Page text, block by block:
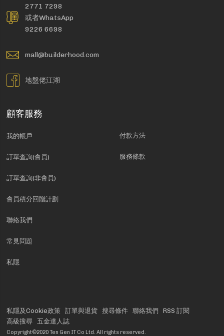
2771 7298
或者WhatsApp
9226 6698
mall@builderhood.com
地盤佬江湖
顧客服務
我的帳戶
訂單查詢(會員)
訂單查詢(非會員)
會員積分回贈計劃
聯絡我們
常見問題
私隱
付款方法
服務條款
私隱及Cookie政策 訂單與退貨 搜尋條件 聯絡我們
RSS 訂閱
高級搜尋
五金達人誌
Copyright©2020 Ten Gen IT Co Ltd. All rights reserved.